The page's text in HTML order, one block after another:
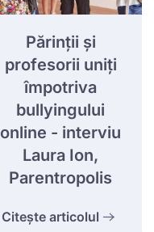
Părinții și
profesorii uniți
împotriva
bullyingului
online - interviu
Laura Ion,
Parentropolis
Citește articolul